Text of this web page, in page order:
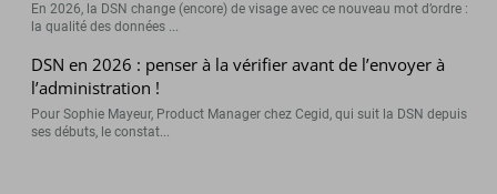
En 2026, la DSN change (encore) de visage avec ce nouveau mot d’ordre :
la qualité des données ...
DSN en 2026 : penser à la vérifier avant de l’envoyer à
l’administration !
Pour Sophie Mayeur, Product Manager chez Cegid, qui suit la DSN depuis
ses débuts, le constat...